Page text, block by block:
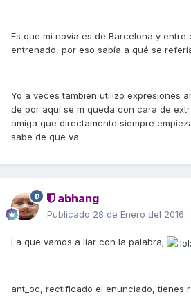
Es que mi novia es de Barcelona y entre
entrenado, por eso sabía a qué se
Yo a veces también utilizo expresiones
de por aquí se m queda con cara de
amiga que directamente siempre
sabe de que va.
abhang
Publicado 28 de Enero del 2016
La que vamos a liar con la palabra;
ant_oc, rectificado el enunciado, tienes